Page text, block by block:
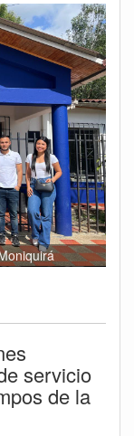
servicio
de la